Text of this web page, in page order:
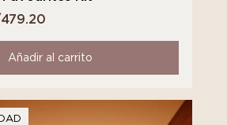
479.20
precio
actual
es:
Añadir al carrito